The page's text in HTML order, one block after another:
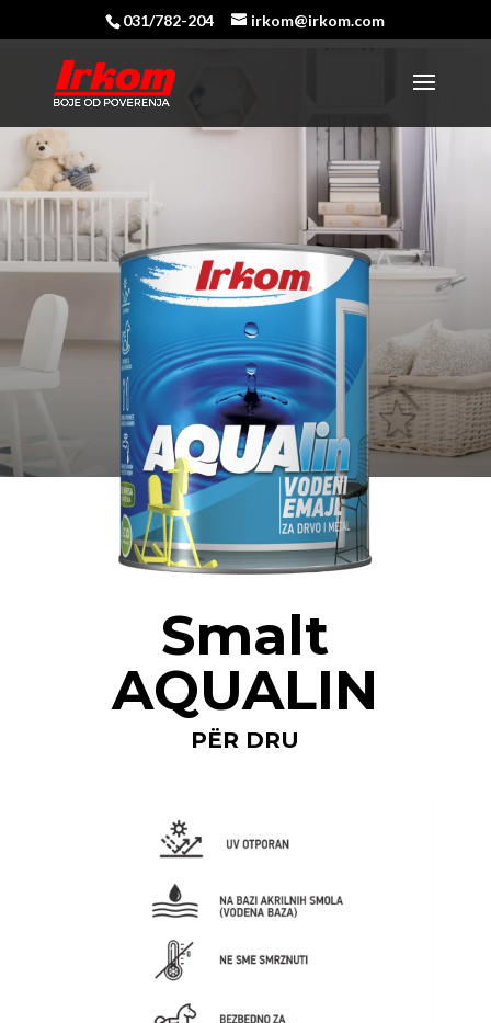
031/782-204 irkom@irkom.com
Smalt
AQUALIN
PËR DRU